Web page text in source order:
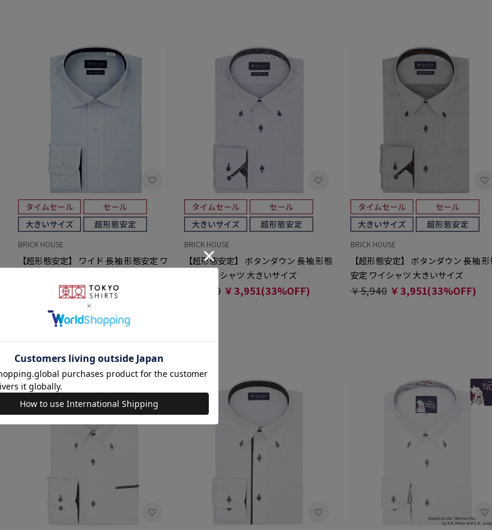
BRICK HOUSE
【超形態安定】 ワイド 長袖 形態安定 ワ
￥3,951(33%OFF)
BRICK HOUSE
【超形態安定】 ボタンダウン 長袖 形態
安定 ワイシャツ 大きいサイズ
￥5,940 ￥3,951(33%OFF)
BRICK HOUSE
【超形態安定】 ボタンダウン 長袖
安定 ワイシャツ 大きいサイズ
￥5,940 ￥3,951(33%OFF)